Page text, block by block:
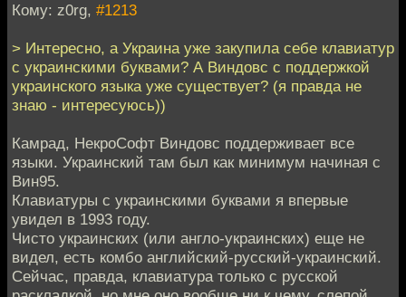
Кому: z0rg, #1213
> Интересно, а Украина уже закупила себе клавиатур
с украинскими буквами? А Виндовс с поддержкой
украинского языка уже существует? (я правда не
знаю - интересуюсь))
Камрад, НекроСофт Виндовс поддерживает все
языки. Украинский там был как минимум начиная с
Вин95.
Клавиатуры с украинскими буквами я впервые
увидел в 1993 году.
Чисто украинских (или англо-украинских) еще не
видел, есть комбо английский-русский-украинский.
Сейчас, правда, клавиатура только с русской